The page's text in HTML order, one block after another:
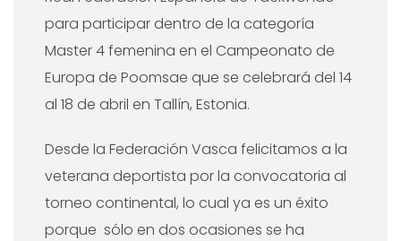
para participar dentro de la categoría
Master 4 femenina en el Campeonato de
Europa de Poomsae que se celebrará del 14
al 18 de abril en Tallín, Estonia.
Desde la Federación Vasca felicitamos a la
veterana deportista por la convocatoria al
torneo continental, lo cual ya es un éxito
porque sólo en dos ocasiones se ha